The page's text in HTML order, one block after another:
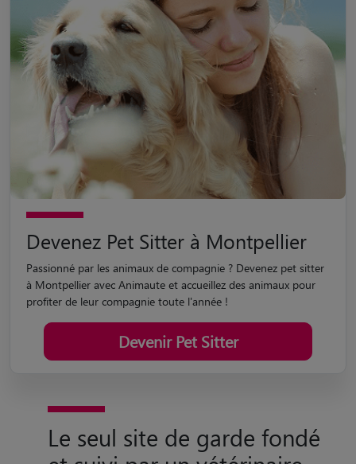
Devenez Pet Sitter à Montpellier
Passionné par les animaux de compagnie ? Devenez pet sitter
à Montpellier avec Animaute et accueillez des animaux pour
profiter de leur compagnie toute l'année !
Devenir Pet Sitter
Le seul site de garde fondé